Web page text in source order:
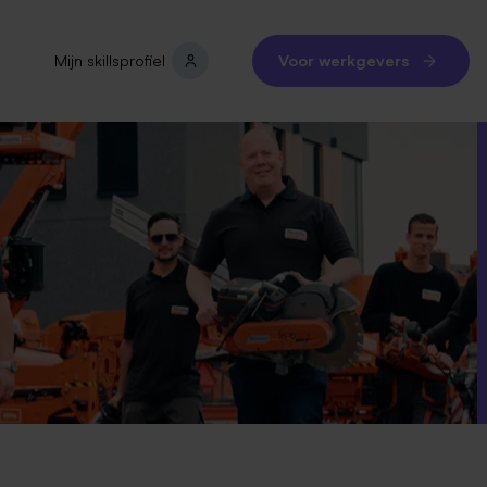
Mijn skillsprofiel Voor werkgevers